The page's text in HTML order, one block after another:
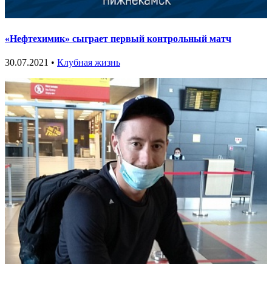
«Нефтехимик» сыграет первый контрольный матч
30.07.2021 • Клубная жизнь